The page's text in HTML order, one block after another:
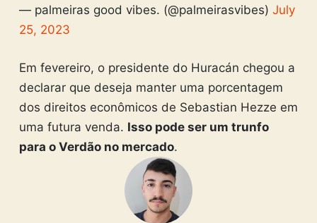
— palmeiras good vibes. (@palmeirasvibes) July
25, 2023
Em fevereiro, o presidente do Huracán chegou a
declarar que deseja manter uma porcentagem
dos direitos econômicos de Sebastian Hezze em
uma futura venda. Isso pode ser um trunfo
para o Verdão no mercado.